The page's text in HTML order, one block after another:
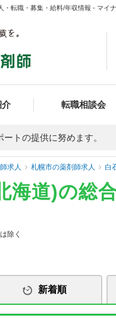
転職・募集・給料/年収情報 - マイ
介 転職相談会
トの提供に努めます。
求人 札幌市の薬剤師求人 白
海道)の総
除く
新着順